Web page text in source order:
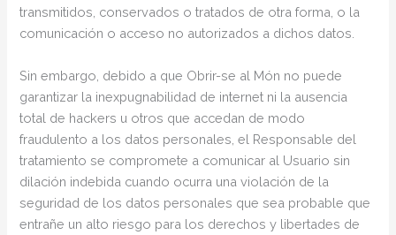
transmitidos, conservados o tratados de otra forma, o la
comunicación o acceso no autorizados a dichos datos.
Sin embargo, debido a que Obrir-se al Món no puede
garantizar la inexpugnabilidad de internet ni la ausencia
total de hackers u otros que accedan de modo
fraudulento a los datos personales, el Responsable del
tratamiento se compromete a comunicar al Usuario sin
dilación indebida cuando ocurra una violación de la
seguridad de los datos personales que sea probable que
entrañe un alto riesgo para los derechos y libertades de